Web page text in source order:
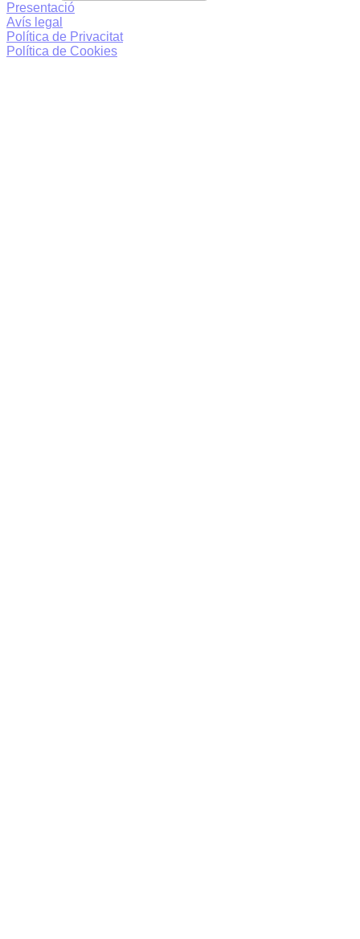
Presentació
Avís legal
Política de Privacitat
Política de Cookies